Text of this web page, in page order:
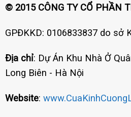
© 2015 CÔNG TY CỔ PHẦN
GPĐKKD: 0106833837 do sở
Địa chỉ: Dự Án Khu Nhà Ở
Long Biên - Hà Nội
Website: